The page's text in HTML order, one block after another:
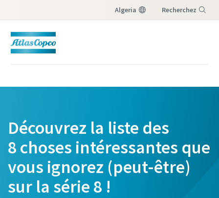
Algeria Recherchez
Découvrez la liste des
8 choses intéressantes que
vous ignorez (peut-être)
sur la série 8 !